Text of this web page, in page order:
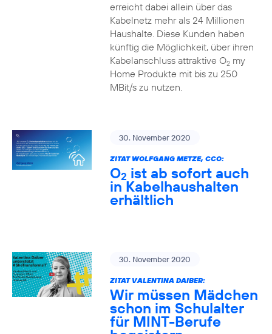
erreicht dabei allein über das
Kabelnetz mehr als 24 Millionen
Haushalte. Diese Kunden haben
künftig die Möglichkeit, über ihren
Kabelanschluss attraktive O2my
Home Produkte mit bis zu 250
MBit/s zu nutzen.
30. November 2020
ZITAT WOLFGANG METZE, CCO:
O2 ist ab sofort auch
in Kabelhaushalten
erhältlich
30. November 2020
ZITAT VALENTINA DAIBER:
Wir müssen Mädchen
schon im Schulalter
für MINT-Berufe